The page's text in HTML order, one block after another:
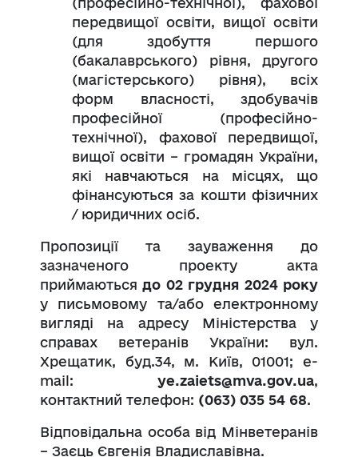
передвищої освіти, вищої освіти
(для здобуття першого
(бакалаврського) рівня, другого
(магістерського) рівня), всіх
форм власності, здобувачів
професійної (професійно-
технічної), фахової передвищої,
вищої освіти – громадян України,
які навчаються на місцях, що
фінансуються за кошти фізичних
/ юридичних осіб.
Пропозиції та зауваження до
зазначеного проекту акта
приймаються до 02 грудня 2024 року
у письмовому та/або електронному
вигляді на адресу Міністерства у
справах ветеранів України: вул.
Хрещатик, буд.34, м. Київ, 01001; е-
mail: ye.zaiets@mva.gov.ua,
контактний телефон: (063) 035 54 68.
Відповідальна особа від Мінветеранів
– Заєць Євгенія Владиславівна.